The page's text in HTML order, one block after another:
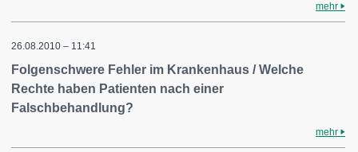
mehr
26.08.2010 – 11:41
Folgenschwere Fehler im Krankenhaus / Welche
Rechte haben Patienten nach einer
Falschbehandlung?
mehr